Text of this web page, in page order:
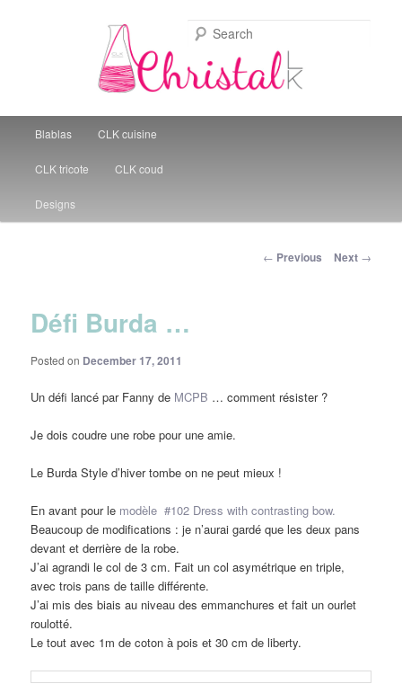
Christal Little Kitchen
Skip to primary content
Blablas CLK cuisine
CLK tricote CLK coud
Designs
Post navigation
← Previous Next →
Défi Burda …
Posted on December 17, 2011
Un défi lancé par Fanny de MCPB … comment résister ?
Je dois coudre une robe pour une amie.
Le Burda Style d’hiver tombe on ne peut mieux !
En avant pour le modèle #102 Dress with contrasting bow.
Beaucoup de modifications : je n’aurai gardé que les deux pans
devant et derrière de la robe.
J’ai agrandi le col de 3 cm. Fait un col asymétrique en triple,
avec trois pans de taille différente.
J’ai mis des biais au niveau des emmanchures et fait un ourlet
roulotté.
Le tout avec 1m de coton à pois et 30 cm de liberty.